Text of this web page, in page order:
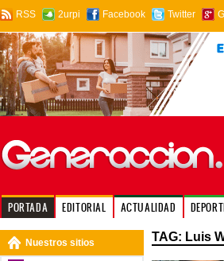
RSS 2urpi Facebook Twitter
PORTADA EDITORIAL ACTUALIDAD
Nuestros sitios TAG: Luis